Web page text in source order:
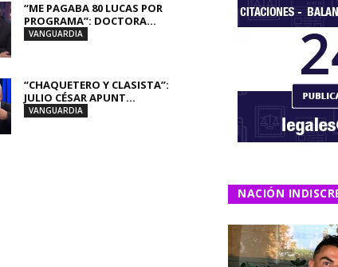
“ME PAGABA 80 LUCAS POR
PROGRAMA”: DOCTORA...
VANGUARDIA
“CHAQUETERO Y CLASISTA”:
JULIO CÉSAR APUNT...
VANGUARDIA
NACIÓN